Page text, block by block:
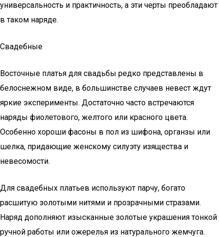
универсальность и практичность, а эти черты преобладают
в таком наряде.
Свадебные
Восточные платья для свадьбы редко представлены в
белоснежном виде, в большинстве случаев невест ждут
яркие эксперименты. Достаточно часто встречаются
наряды фиолетового, желтого или красного цвета.
Особенно хороши фасоны в пол из шифона, органзы или
шелка, придающие женскому силуэту изящества и
невесомости.
Для свадебных платьев используют парчу, богато
расшитую золотыми нитями и прозрачными стразами.
Наряд дополняют изысканные золотые украшения тонкой
ручной работы или ожерелья из натурального жемчуга.